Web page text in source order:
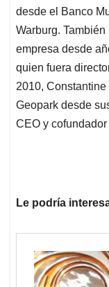
desde el Banco
Warburg.
empresa desde
quien fuera
2010,
Geopark desde
CEO y
Le podría